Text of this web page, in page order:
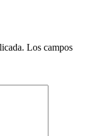
Los campos